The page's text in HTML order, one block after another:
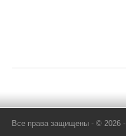
Все права защищены - © 2026 -